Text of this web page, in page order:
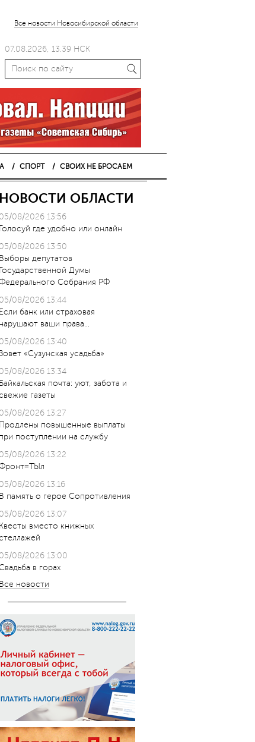
Все новости Новосибирской области
07.08.2026, 13.39 НСК
СПОРТ СВОИХ НЕ БРОСАЕМ
НОВОСТИ ОБЛАСТИ
05/08/2026 13:56
Голосуй где удобно или онлайн
05/08/2026 13:50
Выборы депутатов
Государственной Думы
Собрания РФ
05/08/2026 13:44
Если банк или страховая
нарушают ваши права…
05/08/2026 13:40
«Сузунская усадьба»
05/08/2026 13:34
Байкальская почта: уют, забота и
газеты
05/08/2026 13:27
Продлены повышенные выплаты
при поступлении на службу
05/08/2026 13:22
05/08/2026 13:16
В память о герое Сопротивления
05/08/2026 13:07
Квесты вместо книжных
05/08/2026 13:00
в горах
Все новости